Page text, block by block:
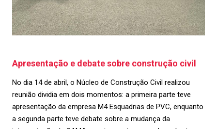
Apresentação e debate sobre construção civil
No dia 14 de abril, o Núcleo de Construção Civil realizou
reunião dividia em dois momentos: a primeira parte teve
apresentação da empresa M4 Esquadrias de PVC, enquanto
a segunda parte teve debate sobre a mudança da